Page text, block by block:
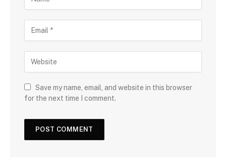
Save my name, email, and website in this browser
for the next time I comment.